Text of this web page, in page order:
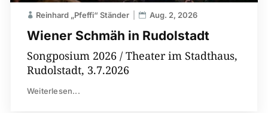
Wiener Schmäh in Rudolstadt
Reinhard „Pfeffi“ Ständer Aug. 2, 2026
Songposium 2026 / Theater im Stadthaus,
Rudolstadt, 3.7.2026
Weiterlesen...